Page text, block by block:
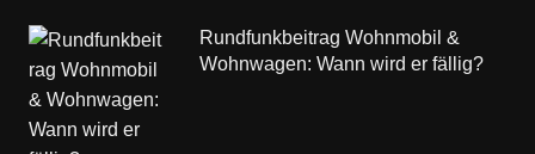
Rundfunkbeitrag Wohnmobil &
Wohnwagen: Wann wird er fällig?